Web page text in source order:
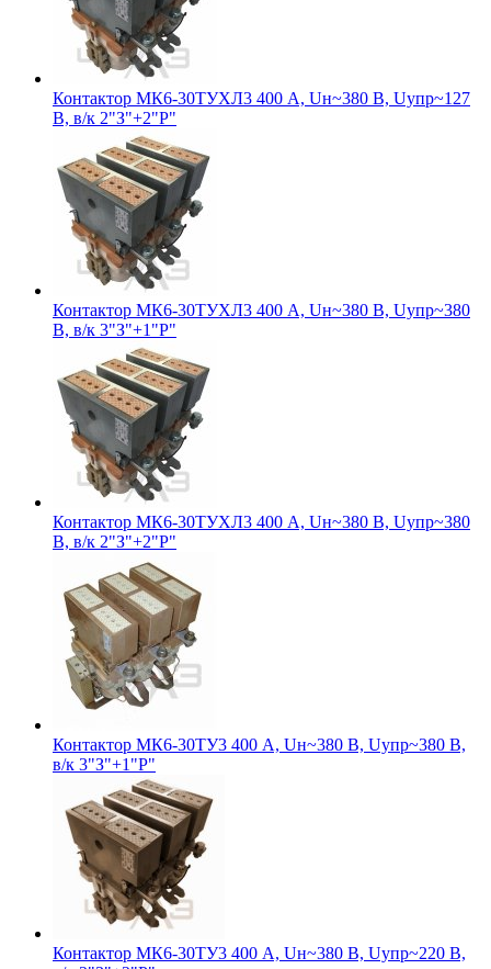
Контактор МК6-30ТУХЛ3 400 А, Uн~380 В, Uупр~127
В, в/к 2"З"+2"Р"
Контактор МК6-30ТУХЛ3 400 А, Uн~380 В, Uупр~380
В, в/к 3"З"+1"Р"
Контактор МК6-30ТУХЛ3 400 А, Uн~380 В, Uупр~380
В, в/к 2"З"+2"Р"
Контактор МК6-30ТУ3 400 А, Uн~380 В, Uупр~380 В,
в/к 3"З"+1"Р"
Контактор МК6-30ТУ3 400 А, Uн~380 В, Uупр~220 В,